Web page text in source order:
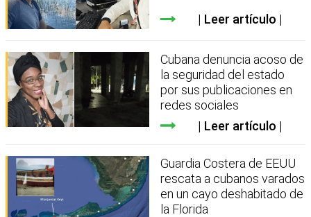
Leer artículo
Cubana denuncia acoso de
la seguridad del estado
por sus publicaciones en
redes sociales
Leer artículo
Guardia Costera de EEUU
rescata a cubanos varados
en un cayo deshabitado de
la Florida